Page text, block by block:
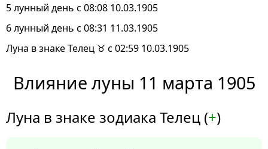
5 лунный день с 08:08 10.03.1905
6 лунный день с 08:31 11.03.1905
Луна в знаке Телец ♉ с 02:59 10.03.1905
Влияние луны 11 марта 1905
Луна в знаке зодиака Телец (+)